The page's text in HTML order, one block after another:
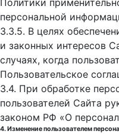
Политики
персональной
3.3.5. В целях
и законных интересов
случаях, когда
Пользовательское
3.4. При обработке
пользователей Сайта
законом РФ «О
4. Изменение пользователем